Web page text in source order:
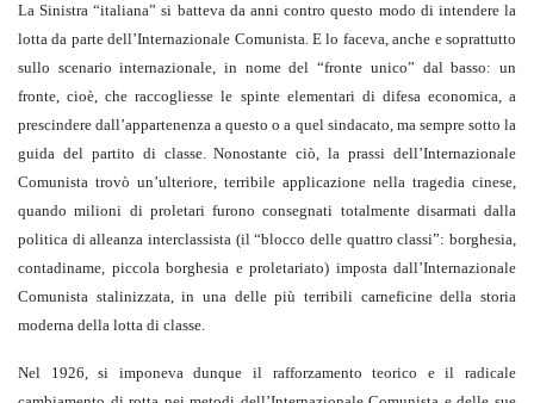
La Sinistra “italiana” si batteva da anni contro questo modo di intendere la
lotta da parte dell’Internazionale Comunista. E lo faceva, anche e soprattutto
sullo scenario internazionale, in nome del “fronte unico” dal basso: un
fronte, cioè, che raccogliesse le spinte elementari di difesa economica, a
prescindere dall’appartenenza a questo o a quel sindacato, ma sempre sotto la
guida del partito di classe. Nonostante ciò, la prassi dell’Internazionale
Comunista trovò un’ulteriore, terribile applicazione nella tragedia cinese,
quando milioni di proletari furono consegnati totalmente disarmati dalla
politica di alleanza interclassista (il “blocco delle quattro classi”: borghesia,
contadiname, piccola borghesia e proletariato) imposta dall’Internazionale
Comunista stalinizzata, in una delle più terribili carneficine della storia
moderna della lotta di classe.
Nel 1926, si imponeva dunque il rafforzamento teorico e il radicale